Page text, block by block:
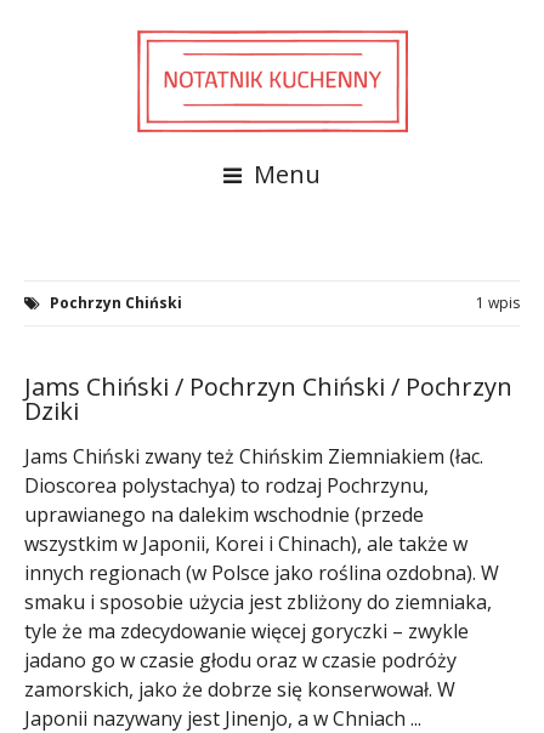
Menu
Pochrzyn Chiński 1 wpis
Jams Chiński / Pochrzyn Chiński / Pochrzyn
Dziki
Jams Chiński zwany też Chińskim Ziemniakiem (łac.
Dioscorea polystachya) to rodzaj Pochrzynu,
uprawianego na dalekim wschodnie (przede
wszystkim w Japonii, Korei i Chinach), ale także w
innych regionach (w Polsce jako roślina ozdobna). W
smaku i sposobie użycia jest zbliżony do ziemniaka,
tyle że ma zdecydowanie więcej goryczki – zwykle
jadano go w czasie głodu oraz w czasie podróży
zamorskich, jako że dobrze się konserwował. W
Japonii nazywany jest Jinenjo, a w Chniach ...